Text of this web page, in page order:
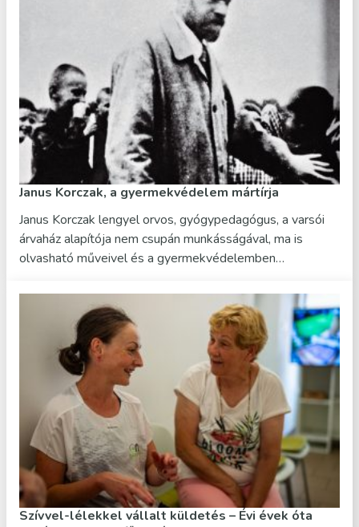
Janus Korczak, a gyermekvédelem mártírja
Janus Korczak lengyel orvos, gyógypedagógus, a varsói
árvaház alapítója nem csupán munkásságával, ma is
olvasható műveivel és a gyermekvédelemben…
Szívvel-lélekkel vállalt küldetés – Évi évek óta